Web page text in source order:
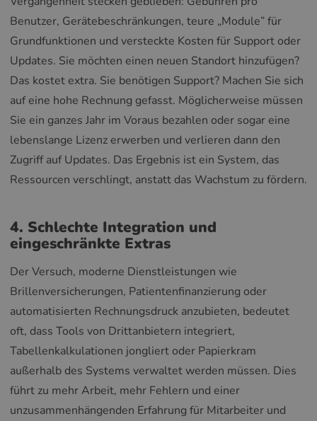
Benutzer, Gerätebeschränkungen, teure „Module” für
Grundfunktionen und versteckte Kosten für Support oder
Updates. Sie möchten einen neuen Standort hinzufügen?
Das kostet extra. Sie benötigen Support? Machen Sie sich
auf eine hohe Rechnung gefasst. Möglicherweise müssen
Sie ein ganzes Jahr im Voraus bezahlen oder sogar eine
lebenslange Lizenz erwerben und verlieren dann den
Zugriff auf Updates. Das Ergebnis ist ein System, das
Ressourcen verschlingt, anstatt das Wachstum zu fördern.
4. Schlechte Integration und
eingeschränkte Extras
Der Versuch, moderne Dienstleistungen wie
Brillenversicherungen, Patientenfinanzierung oder
automatisierten Rechnungsdruck anzubieten, bedeutet
oft, dass Tools von Drittanbietern integriert,
Tabellenkalkulationen jongliert oder Papierkram
außerhalb des Systems verwaltet werden müssen. Dies
führt zu mehr Arbeit, mehr Fehlern und einer
unzusammenhängenden Erfahrung für Mitarbeiter und